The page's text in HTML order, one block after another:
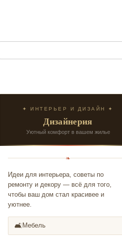
✦ ИНТЕРЬЕР И ДИЗАЙН ✦
Дизайнерия
Уютный комфорт в вашем жилье
❧
Идеи для интерьера, советы по
ремонту и декору — всё для того,
чтобы ваш дом стал красивее и
уютнее.
🛋️ Мебель